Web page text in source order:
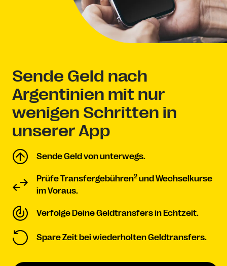
Sende Geld nach
Argentinien mit nur
wenigen Schritten in
unserer App
Sende Geld von unterwegs.
Prüfe Transfergebühren2 und Wechselkurse
im Voraus.
Verfolge Deine Geldtransfers in Echtzeit.
Spare Zeit bei wiederholten Geldtransfers.